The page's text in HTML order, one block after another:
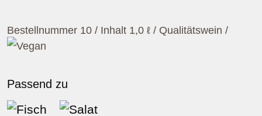
Bestellnummer 10 / Inhalt 1,0 ℓ / Qualitätswein /
Passend zu
Fisch
Salat